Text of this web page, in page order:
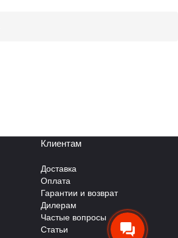
Клиентам
Доставка
Оплата
Гарантии и возврат
Дилерам
Частые вопросы
Статьи